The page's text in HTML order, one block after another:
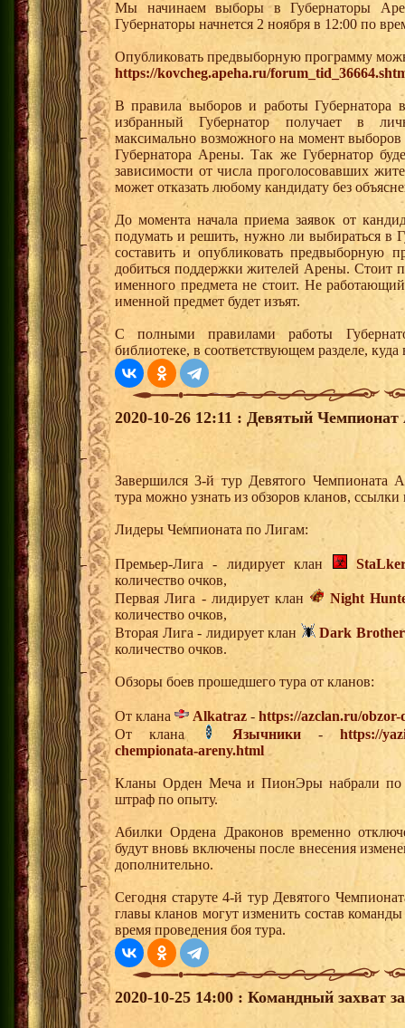
Мы начинаем выборы в Губернаторы
Губернаторы начнется 2 ноября в 12:00 по
Опубликовать предвыборную программу
https://kovcheg.apeha.ru/
В правила выборов и работы Губернатора
избранный Губернатор получает в
максимально возможного на момент выборов
Губернатора Арены. Так же Губернатор
зависимости от числа проголосовавших
может отказать любому кандидату без
До момента начала приема заявок от
подумать и решить, нужно ли выбираться
составить и опубликовать предвыборную
добиться поддержки жителей Арены. Стоит
именного предмета не стоит. Не
именной предмет будет изъят.
С полными правилами работы
библиотеке, в соответствующем разделе,
2020-10-26 12:11 : Девятый
Завершился 3-й тур Девятого Чемпионата
тура можно узнать из обзоров кланов,
Лидеры Чемпионата по Лигам:
Премьер-Лига - лидирует клан
количество очков,
Первая Лига - лидирует клан
Night
количество очков,
Вторая Лига - лидирует клан
Dark
количество очков.
Обзоры боев прошедшего тура от кланов:
От клана Alkatraz - https://azclan.ru/
От клана
Язычники -https://
chempionata-areny.html
Кланы Орден Меча и ПионЭры набрали по
штраф по опыту.
Абилки Ордена Драконов временно
будут вновь включены после внесения
дополнительно.
Сегодня старуте 4-й тур Девятого
главы кланов могут изменить состав
время проведения боя тура.
2020-10-25 14:00 : Командный захват